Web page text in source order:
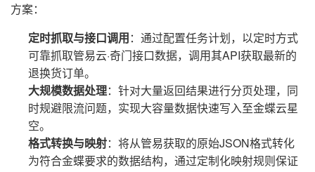
方案：
定时抓取与接口调用：通过配置任务计划，以定时方式
可靠抓取管易云·奇门接口数据，调用其API获取最新的
退换货订单。
大规模数据处理：针对大量返回结果进行分页处理，同
时规避限流问题，实现大容量数据快速写入至金蝶云星
空。
格式转换与映射：将从管易获取的原始JSON格式转化
为符合金蝶要求的数据结构，通过定制化映射规则保证